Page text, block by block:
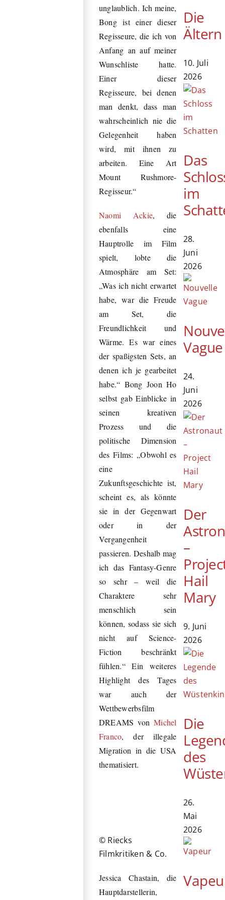
unglaublich. Ich meine,
Bong ist einer dieser
Regisseure, die ich von
Anfang an auf meiner
Wunschliste hatte.
Einer dieser
Regisseure, bei denen
man denkt, dass man
wahrscheinlich nie die
Gelegenheit haben
wird, mit ihnen zu
arbeiten. Eine Art
Mount Rushmore-
Regisseur.“
Naomi Ackie, die
ebenfalls eine
Hauptrolle im Film
spielt, lobte die
Atmosphäre am Set:
„Was ich nicht erwartet
habe, war die Freude
am Set, die
Freundlichkeit und
Wärme. Es war eines
der spaßigsten Sets, an
denen ich je gearbeitet
habe.“ Bong Joon Ho
selbst gab Einblicke in
seinen kreativen
Prozess und die
politische Dimension
des Films: „Obwohl es
eine
Zukunftsgeschichte ist,
scheint es, als könnte
sie in der Gegenwart
oder in der
Vergangenheit
passieren. Deshalb mag
ich das Fantasy-Genre
so sehr – weil die
Charaktere sehr
menschlich sein
können, sodass sie sich
nicht auf Science-
Fiction beschränkt
fühlen.“ Ein weiteres
Highlight des Tages
war auch der
Wettbewerbsfilm
DREAMS vonMichel
Franco, der illegale
Migration in die USA
thematisiert.
© Riecks
Filmkritiken & Co.
Jessica Chastain, die
Hauptdarstellerin,
Die
Ältern
10. Juli
2026
Das
im
28.
Juni
2026
Vague
24.
Juni
2026
Der
–
Hail
Mary
9. Juni
2026
Die
des
26.
Mai
2026